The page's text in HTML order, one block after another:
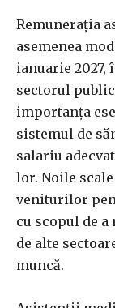
Remunerația
asemenea
ianuarie
sectorul
importanța
sistemul de
salariu
lor. Noile
veniturilor
cu scopul de
de alte
muncă.